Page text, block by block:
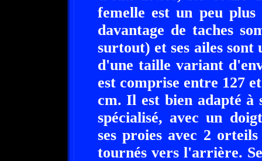
femelle est un peu
davantage de taches
surtout) et ses ailes sont
d'une taille variant
est comprise entre 127
cm. Il est bien adapté à
spécialisé, avec un
ses proies avec 2
tournés vers l'arrière.